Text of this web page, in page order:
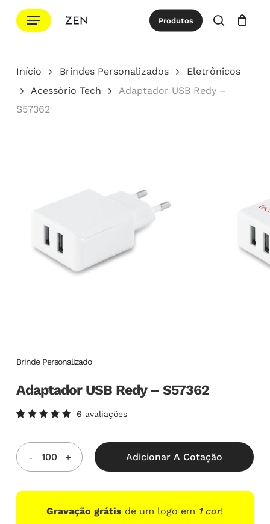
para
principal
Menu Produtos
procurar
Cotação Close
Início Brindes Personalizados
Eletrônicos
Acessório Tech
Adaptador USB Redy –
S57362
Brinde Personalizado
Adaptador USB Redy – S57362
5.00de
5, com
baseado
em
clientes
6 avaliações
Adicionar A Cotação
Gravação grátis de um logo em 1 cor!